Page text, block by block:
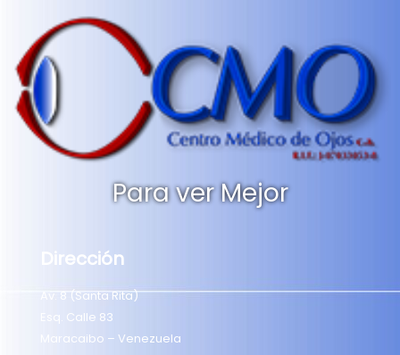
Para ver Mejor
Dirección
Av. 8 (Santa Rita)
Esq. Calle 83
Maracaibo – Venezuela